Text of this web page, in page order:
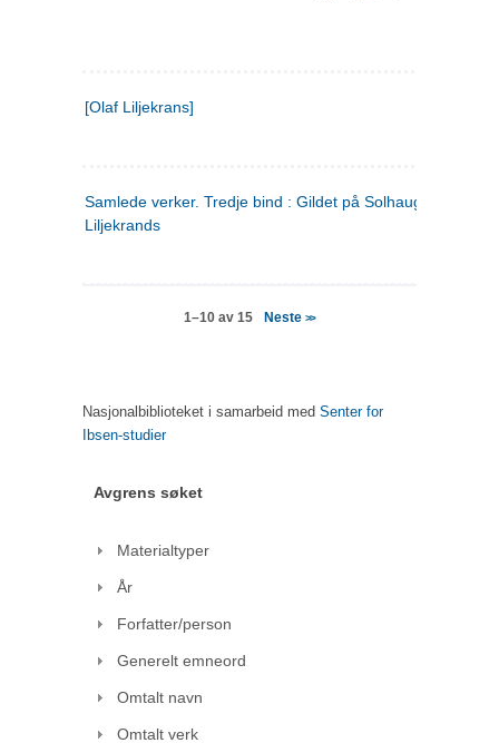
[Olaf Liljekrans]
Samlede verker. Tredje bind : Gildet på Solhaug ; Olaf
Liljekrands
1–10 av 15 Neste>>
Nasjonalbiblioteket i samarbeid med Senter for
Ibsen-studier
Avgrens søket
Materialtyper
År
Forfatter/person
Generelt emneord
Omtalt navn
Omtalt verk